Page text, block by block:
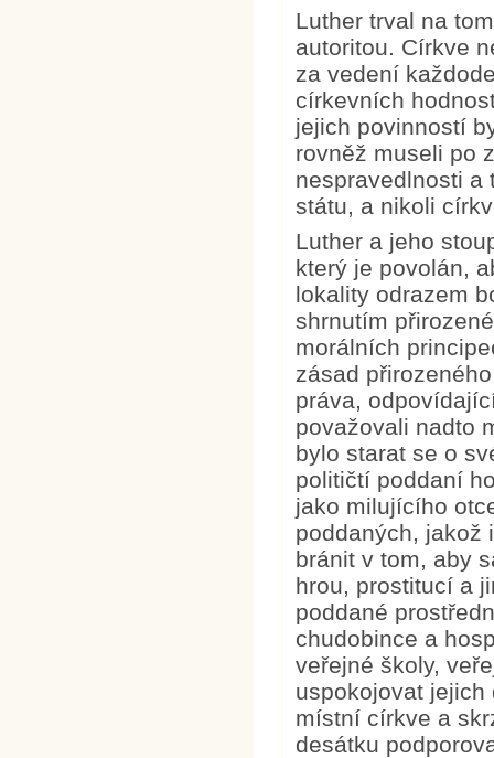
Luther trval na
autoritou. Církve
za vedení
církevních
jejich povinností
rovněž museli po
nespravedlnosti a
státu, a nikoli
Luther a jeho
který je povolán,
lokality odrazem
shrnutím
morálních
zásad
práva,
považovali nadto
bylo starat se o
političtí poddaní
jako milujícího
poddaných, jakož
bránit v tom, aby
hrou, prostitucí a
poddané
chudobince a
veřejné školy,
uspokojovat
místní církve a
desátku